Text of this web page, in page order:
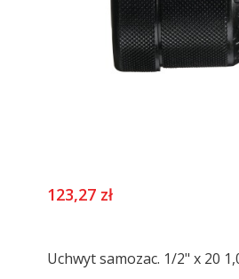
123,27 zł
Uchwyt samozac. 1/2" x 20